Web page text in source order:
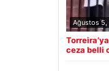
Ağustos
ceza belli